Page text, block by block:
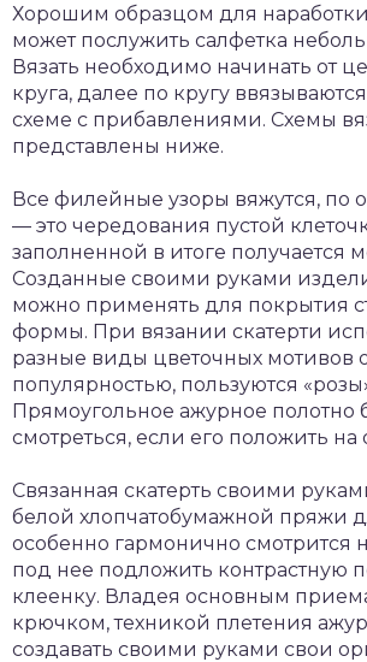
Хорошим образцом для
может послужить салфетка
Вязать необходимо начинать от
круга, далее по кругу
схеме с прибавлениями. Схемы
представлены ниже.
Все филейные узоры вяжутся, по
— это чередования пустой
заполненной в итоге получается
Созданные своими руками
можно применять для покрытия
формы. При вязании скатерти
разные виды цветочных мотивов
популярностью, пользуются
Прямоугольное ажурное полотно
смотреться, если его положить на
Связанная скатерть своими
белой хлопчатобумажной пряжи
особенно гармонично смотрится
под нее подложить контрастную
клеенку. Владея основным
крючком, техникой плетения
создавать своими руками свои